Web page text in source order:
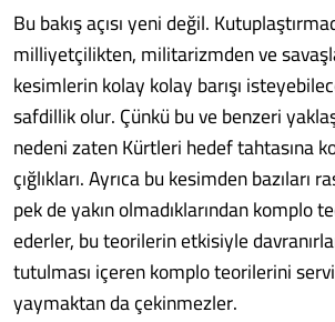
Bu bakış açısı yeni değil.
milliyetçilikten, militarizmden ve
kesimlerin kolay kolay barışı
safdillik olur. Çünkü bu ve benzeri
nedeni zaten Kürtleri hedef tahtasına
çığlıkları. Ayrıca bu kesimden bazıları
pek de yakın olmadıklarından komplo
ederler, bu teorilerin etkisiyle
tutulması içeren komplo teorilerini
yaymaktan da çekinmezler.